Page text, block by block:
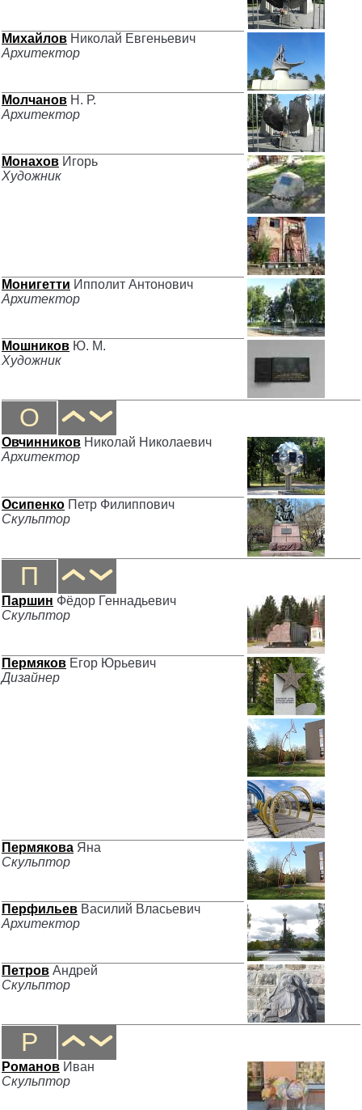
Михайлов Николай Евгеньевич
Архитектор
Молчанов Н. Р.
Архитектор
Монахов Игорь
Художник
Монигетти Ипполит Антонович
Архитектор
Мошников Ю. М.
Художник
О
Овчинников Николай Николаевич
Архитектор
Осипенко Петр Филиппович
Скульптор
П
Паршин Фёдор Геннадьевич
Скульптор
Пермяков Егор Юрьевич
Дизайнер
Пермякова Яна
Скульптор
Перфильев Василий Власьевич
Архитектор
Петров Андрей
Скульптор
Р
Романов Иван
Скульптор